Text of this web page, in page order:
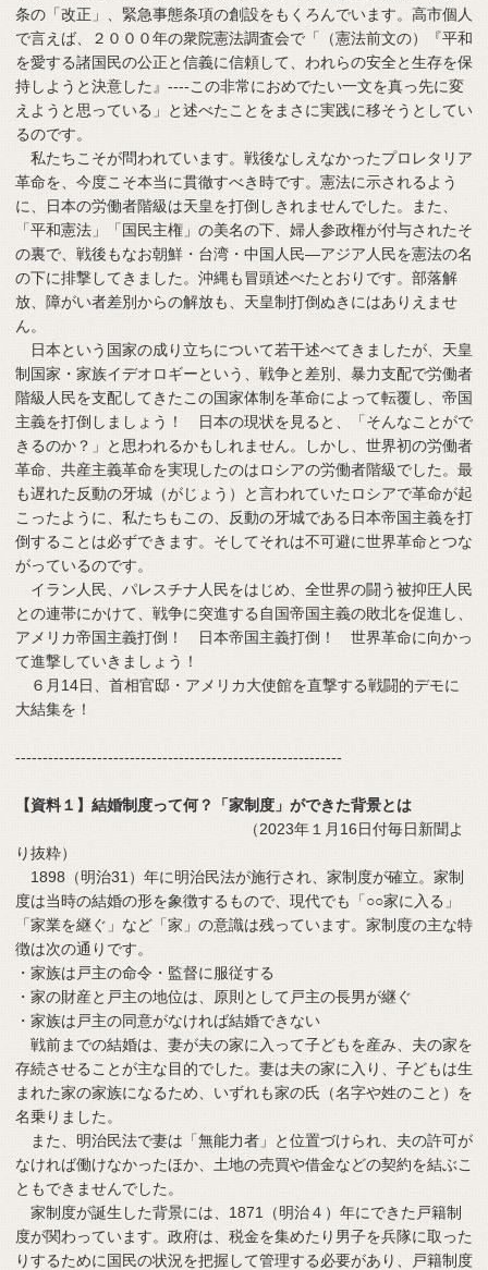
条の「改正」、緊急事態条項の創設をもくろんでいます。高市個人
で言えば、２０００年の衆院憲法調査会で「（憲法前文の）『平和
を愛する諸国民の公正と信義に信頼して、われらの安全と生存を保
持しようと決意した』----この非常におめでたい一文を真っ先に変
えようと思っている」と述べたことをまさに実践に移そうとしてい
るのです。
私たちこそが問われています。戦後なしえなかったプロレタリア
革命を、今度こそ本当に貫徹すべき時です。憲法に示されるよう
に、日本の労働者階級は天皇を打倒しきれませんでした。また、
「平和憲法」「国民主権」の美名の下、婦人参政権が付与されたそ
の裏で、戦後もなお朝鮮・台湾・中国人民―アジア人民を憲法の名
の下に排撃してきました。沖縄も冒頭述べたとおりです。部落解
放、障がい者差別からの解放も、天皇制打倒ぬきにはありえませ
ん。
日本という国家の成り立ちについて若干述べてきましたが、天皇
制国家・家族イデオロギーという、戦争と差別、暴力支配で労働者
階級人民を支配してきたこの国家体制を革命によって転覆し、帝国
主義を打倒しましょう！ 日本の現状を見ると、「そんなことがで
きるのか？」と思われるかもしれません。しかし、世界初の労働者
革命、共産主義革命を実現したのはロシアの労働者階級でした。最
も遅れた反動の牙城（がじょう）と言われていたロシアで革命が起
こったように、私たちもこの、反動の牙城である日本帝国主義を打
倒することは必ずできます。そしてそれは不可避に世界革命とつな
がっているのです。
イラン人民、パレスチナ人民をはじめ、全世界の闘う被抑圧人民
との連帯にかけて、戦争に突進する自国帝国主義の敗北を促進し、
アメリカ帝国主義打倒！ 日本帝国主義打倒！ 世界革命に向かっ
て進撃していきましょう！
６月14日、首相官邸・アメリカ大使館を直撃する戦闘的デモに
大結集を！
------------------------------------------------------------
【資料１】結婚制度って何？「家制度」ができた背景とは
（2023年１月16日付毎日新聞よ
り抜粋）
1898（明治31）年に明治民法が施行され、家制度が確立。家制
度は当時の結婚の形を象徴するもので、現代でも「○○家に入る」
「家業を継ぐ」など「家」の意識は残っています。家制度の主な特
徴は次の通りです。
・家族は戸主の命令・監督に服従する
・家の財産と戸主の地位は、原則として戸主の長男が継ぐ
・家族は戸主の同意がなければ結婚できない
戦前までの結婚は、妻が夫の家に入って子どもを産み、夫の家を
存続させることが主な目的でした。妻は夫の家に入り、子どもは生
まれた家の家族になるため、いずれも家の氏（名字や姓のこと）を
名乗りました。
また、明治民法で妻は「無能力者」と位置づけられ、夫の許可が
なければ働けなかったほか、土地の売買や借金などの契約を結ぶこ
ともできませんでした。
家制度が誕生した背景には、1871（明治４）年にできた戸籍制
度が関わっています。政府は、税金を集めたり男子を兵隊に取った
りするために国民の状況を把握して管理する必要があり、戸籍制度